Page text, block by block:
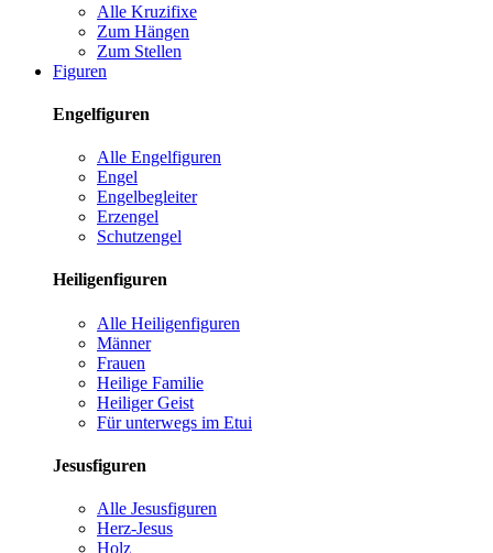
Alle Kruzifixe
Zum Hängen
Zum Stellen
Figuren
Engelfiguren
Alle Engelfiguren
Engel
Engelbegleiter
Erzengel
Schutzengel
Heiligenfiguren
Alle Heiligenfiguren
Männer
Frauen
Heilige Familie
Heiliger Geist
Für unterwegs im Etui
Jesusfiguren
Alle Jesusfiguren
Herz-Jesus
Holz